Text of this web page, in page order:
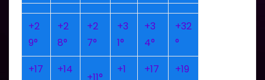
+2
9°
+2
8°
+2
7°
+3
1°
+3
4°
+32
°
+17
+14
+1
+17
+19